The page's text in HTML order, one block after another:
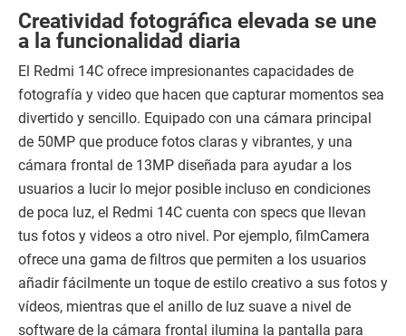
Creatividad fotográfica elevada se une
a la funcionalidad diaria
El Redmi 14C ofrece impresionantes capacidades de
fotografía y video que hacen que capturar momentos sea
divertido y sencillo. Equipado con una cámara principal
de 50MP que produce fotos claras y vibrantes, y una
cámara frontal de 13MP diseñada para ayudar a los
usuarios a lucir lo mejor posible incluso en condiciones
de poca luz, el Redmi 14C cuenta con specs que llevan
tus fotos y videos a otro nivel. Por ejemplo, filmCamera
ofrece una gama de filtros que permiten a los usuarios
añadir fácilmente un toque de estilo creativo a sus fotos y
vídeos, mientras que el anillo de luz suave a nivel de
software de la cámara frontal ilumina la pantalla para